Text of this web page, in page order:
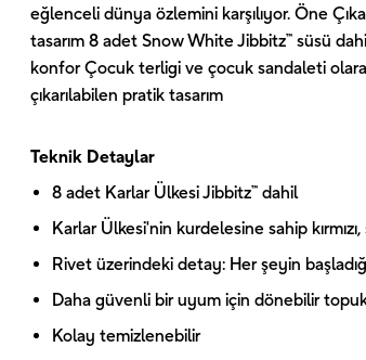
eğlenceli dünya özlemini karşılıyor. Öne
tasarım 8 adet Snow White Jibbitz™ süsü
konfor Çocuk terligi ve çocuk sandaleti
çıkarılabilen pratik tasarım
Teknik Detaylar
8 adet Karlar Ülkesi Jibbitz™ dahil
Karlar Ülkesi'nin kurdelesine sahip
Rivet üzerindeki detay: Her şeyin
Daha güvenli bir uyum için dönebilir topuk
Kolay temizlenebilir